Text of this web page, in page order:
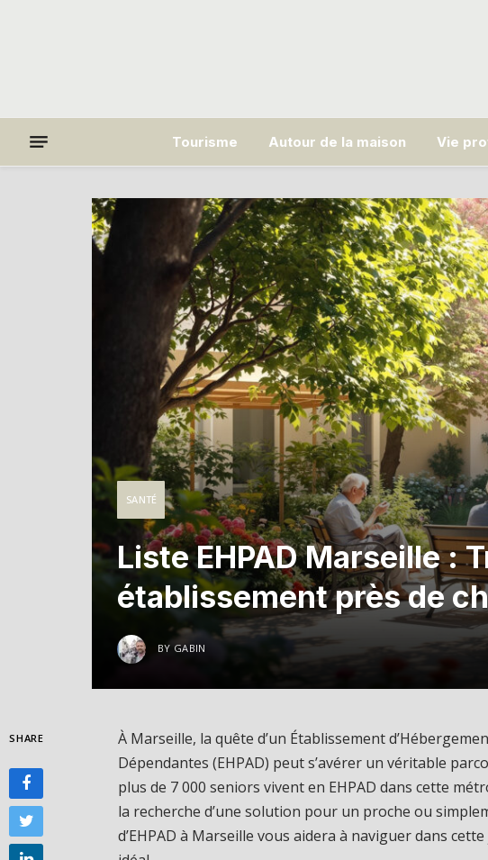
Tourisme Autour de la maison Vie
SANTÉ
Liste EHPAD Marseille :
établissement près de
BY GABIN
SHARE
À Marseille, la quête d’un Établissement
Dépendantes (EHPAD) peut s’avérer un véritable
plus de 7 000 seniors vivent en EHPAD dans cette
la recherche d’une solution pour un proche ou
d’EHPAD à Marseille vous aidera à naviguer dans